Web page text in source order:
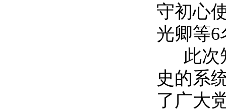
守初心
光卿等
此次
史的系
了广大